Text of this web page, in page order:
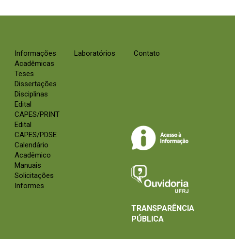
Informações
Acadêmicas
Teses
Dissertações
Disciplinas
Edital
CAPES/PRINT
Edital
CAPES/PDSE
Calendário
Acadêmico
Manuais
Solicitações
Informes
Laboratórios Contato
TRANSPARÊNCIA
PÚBLICA